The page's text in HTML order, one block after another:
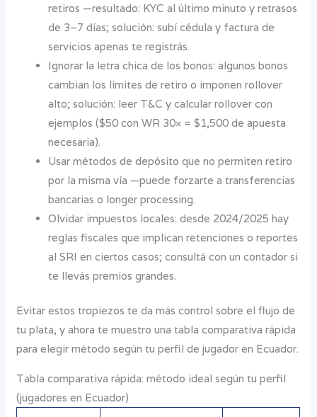
retiros —resultado: KYC al último minuto y retrasos
de 3–7 días; solución: subí cédula y factura de
servicios apenas te registrás.
Ignorar la letra chica de los bonos: algunos bonos
cambian los límites de retiro o imponen rollover
alto; solución: leer T&C y calcular rollover con
ejemplos ($50 con WR 30× = $1,500 de apuesta
necesaria).
Usar métodos de depósito que no permiten retiro
por la misma vía —puede forzarte a transferencias
bancarias o longer processing.
Olvidar impuestos locales: desde 2024/2025 hay
reglas fiscales que implican retenciones o reportes
al SRI en ciertos casos; consultá con un contador si
te llevás premios grandes.
Evitar estos tropiezos te da más control sobre el flujo de
tu plata, y ahora te muestro una tabla comparativa rápida
para elegir método según tu perfil de jugador en Ecuador.
Tabla comparativa rápida: método ideal según tu perfil
(jugadores en Ecuador)